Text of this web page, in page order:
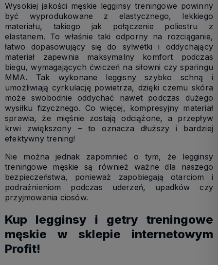
Wysokiej jakości męskie legginsy treningowe powinny
być wyprodukowane z elastycznego, lekkiego
materiału, takiego jak połączenie poliestru z
elastanem. To właśnie taki odporny na rozciąganie,
łatwo dopasowujący się do sylwetki i oddychający
materiał zapewnia maksymalny komfort podczas
biegu, wymagających ćwiczeń na siłowni czy sparingu
MMA. Tak wykonane leggisny szybko schną i
umożliwiają cyrkulację powietrza, dzięki czemu skóra
może swobodnie oddychać nawet podczas dużego
wysiłku fizycznego. Co więcej, kompresyjny materiał
sprawia, że mięśnie zostają odciążone, a przepływ
krwi zwiększony – to oznacza dłuższy i bardziej
efektywny trening!
Nie można jednak zapomnieć o tym, że legginsy
treningowe męskie są również ważne dla naszego
bezpieczeństwa, ponieważ zapobiegają otarciom i
podrażnieniom podczas uderzeń, upadków czy
przyjmowania ciosów.
Kup legginsy i getry treningowe
męskie w sklepie internetowym
Profit!